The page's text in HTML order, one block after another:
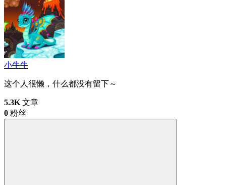
小牛牛
这个人很懒，什么都没有留下～
5.3K 文章
0 粉丝